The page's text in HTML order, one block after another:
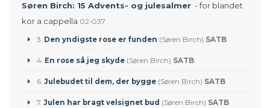
Søren Birch: 15 Advents- og julesalmer- for blandet
kor a cappella 02-037
3. Den yndigste rose er funden (Søren Birch) SATB
4. En rose så jeg skyde(Søren Birch) SATB
6. Julebudet til dem, der bygge(Søren Birch) SATB
7. Julen har bragt velsignet bud (Søren Birch) SATB